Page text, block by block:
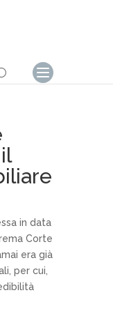
in data
Corte
era già
per cui,